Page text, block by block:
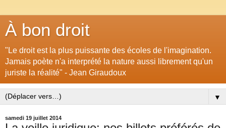
À bon droit
"Le droit est la plus puissante des écoles de l'imagination.
Jamais poète n'a interprété la nature aussi librement qu'un
juriste la réalité" - Jean Giraudoux
▼
samedi 19 juillet 2014